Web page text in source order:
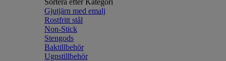
Sortera efter Kategori
Gjutjärn med emalj
Rostfritt stål
Non-Stick
Stengods
Baktillbehör
Ugnstillbehör